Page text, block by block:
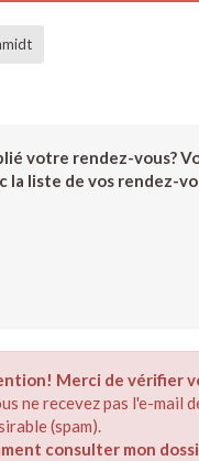
votre rendez-vous?
la liste de vos rendez-
Merci de vérifier
ne recevez pas l'e-mail
(spam).
consulter mon